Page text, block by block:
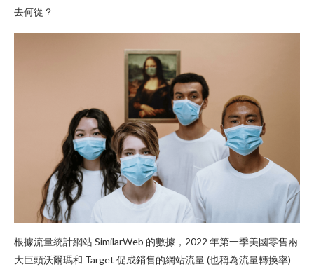
去何從？
根據流量統計網站 SimilarWeb 的數據，2022 年第一季美國零售兩
大巨頭沃爾瑪和 Target 促成銷售的網站流量 (也稱為流量轉換率)